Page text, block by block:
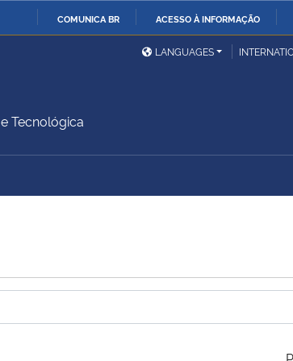
COMUNICA BR ACESSO À INFORMAÇÃO
da Defesa
Ministério das Relações
ExterioresLANGUAGES
Tecnológica